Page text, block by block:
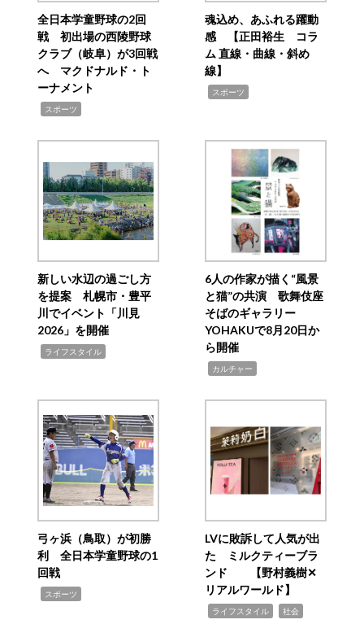
全日本学童野球の2回
戦 初出場の西陵野球
クラブ（岐阜）が3回戦
へ マクドナルド・ト
ーナメント
スポーツ
魂込め、あふれる躍動
感 【正田裕生 コラ
ム 直線・曲線・斜め
線】
スポーツ
新しい水辺の過ごし方
を提案 札幌市・豊平
川でイベント「川見
2026」を開催
ライフスタイル
6人の作家が描く“風景
と猫”の共演 歌舞伎座
そばのギャラリー
YOHAKUで8月20日か
ら開催
カルチャー
弓ヶ浜（鳥取）が初勝
利 全日本学童野球の1
回戦
スポーツ
LVに敗訴して人気が出
た ミルクティーブラ
ンド 【野村義樹✕
リアルワールド】
ライフスタイル 社会